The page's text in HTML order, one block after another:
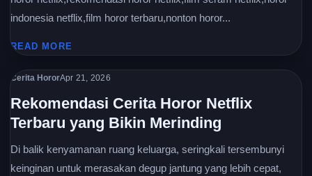
indonesia netflix,film horor terbaru,nonton horor...
READ MORE
Cerita HororApr 21, 2026
Rekomendasi Cerita Horor Netflix
Terbaru yang Bikin Merinding
Di balik kenyamanan ruang keluarga, seringkali tersembunyi
keinginan untuk merasakan degup jantung yang lebih cepat,